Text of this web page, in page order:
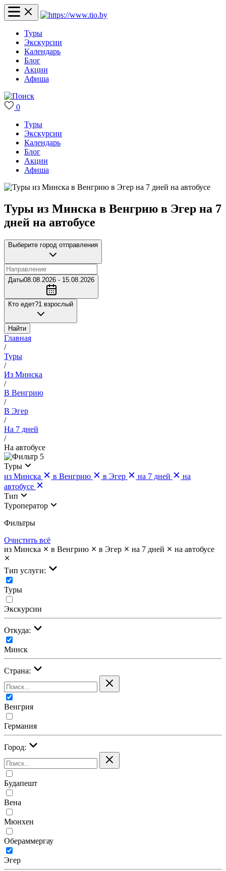
Туры
Экскурсии
Календарь
Блог
Акции
Афиша
0
Туры
Экскурсии
Календарь
Блог
Акции
Афиша
Туры из Минска в Венгрию в Эгер на 7
дней на автобусе
Выберите город отправления
Даты08.08.2026 - 15.08.2026
Кто едет?1 взрослый
Найти
Главная
/
Туры
/
Из Минска
/
В Венгрию
/
В Эгер
/
На 7 дней
/
На автобусе
5
Туры
из Минска
в Венгрию в Эгер на 7 дней
на
автобусе
Тип
Туроператор
Фильтры
Очистить всё
из Минска
в Венгрию в Эгер на 7 дней на автобусе
Тип услуги:
Туры
Экскурсии
Откуда:
Минск
Страна:
Венгрия
Германия
Город:
Будапешт
Вена
Мюнхен
Обераммергау
Эгер